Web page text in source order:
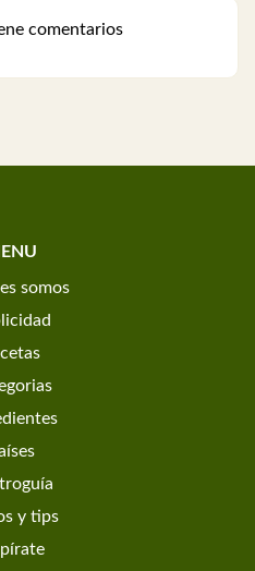
comentarios
somos
y tips